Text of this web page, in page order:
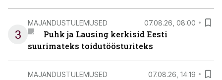
3
MAJANDUSTULEMUSED 07.08.26, 08:00
Puhk ja Lausing kerkisid Eesti
suurimateks toidutöösturiteks
MAJANDUSTULEMUSED 07.08.26, 14:19